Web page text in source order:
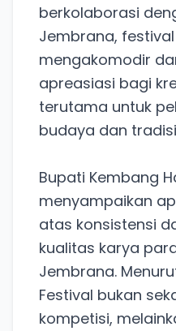
berkolaborasi
Jembrana,
mengakomodir
apreasiasi bagi
terutama untuk
budaya dan
Bupati Kembang
menyampaikan
atas konsistensi
kualitas karya
Jembrana.
Festival bukan
kompetisi,